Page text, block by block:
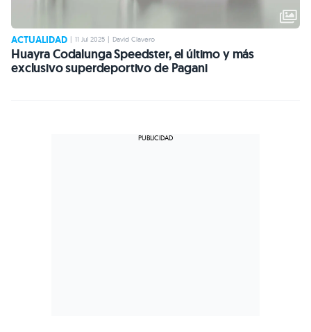
ACTUALIDAD 11 Jul 2025 David Clavero
Huayra Codalunga Speedster, el último y más
exclusivo superdeportivo de Pagani